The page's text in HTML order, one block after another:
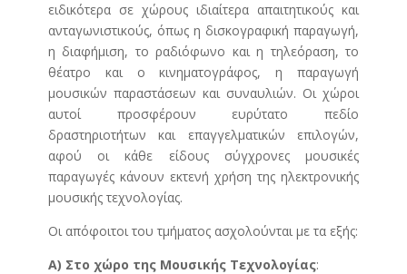
ειδικότερα σε χώρους ιδιαίτερα απαιτητικούς και
ανταγωνιστικούς, όπως η δισκογραφική παραγωγή,
η διαφήμιση, το ραδιόφωνο και η τηλεόραση, το
θέατρο και ο κινηματογράφος, η παραγωγή
μουσικών παραστάσεων και συναυλιών. Οι χώροι
αυτοί προσφέρουν ευρύτατο πεδίο
δραστηριοτήτων και επαγγελματικών επιλογών,
αφού οι κάθε είδους σύγχρονες μουσικές
παραγωγές κάνουν εκτενή χρήση της ηλεκτρονικής
μουσικής τεχνολογίας.
Οι απόφοιτοι του τμήματος ασχολούνται με τα εξής:
Α) Στο χώρο της Μουσικής Τεχνολογίας: